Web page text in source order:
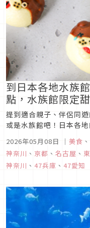
到日本各地水族
點，水族館限定
提到適合親子、伴侶同
或是水族館吧！日本各
來說也是不錯的選擇，
的樂趣之外，也不妨嚐
整理出五款造型可愛又
處水族館一遊時，可別...
2026年05月08日 ｜ 美食 、
神奈川 、 京都 、 名古屋 、
神奈川 、 47兵庫 、 47愛知